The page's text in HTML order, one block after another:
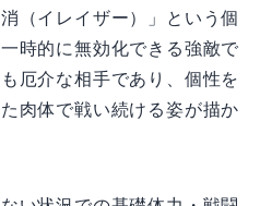
（イレイザー）」という個
時的に無効化できる強敵で
厄介な相手であり、個性を
肉体で戦い続ける姿が描か